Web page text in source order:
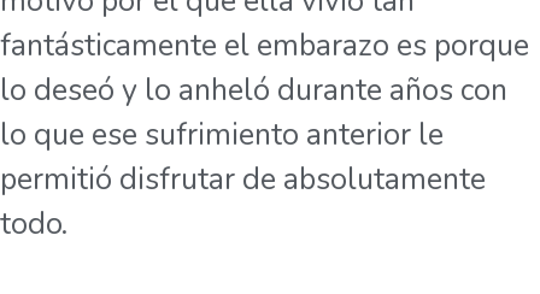
fantásticamente el embarazo es porque
lo deseó y lo anheló durante años con
lo que ese sufrimiento anterior le
permitió disfrutar de absolutamente
todo.